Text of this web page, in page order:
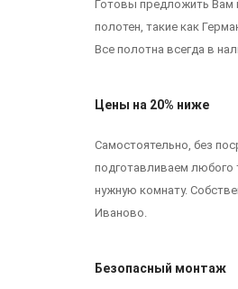
Готовы предложить
полотен, такие как
Все полотна всегда в
Цены на 20% ниже
Самостоятельно, без
подготавливаем любого
нужную комнату.
Иваново.
Безопасный монтаж